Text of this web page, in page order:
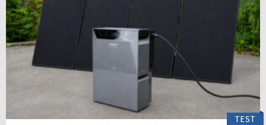
TEST